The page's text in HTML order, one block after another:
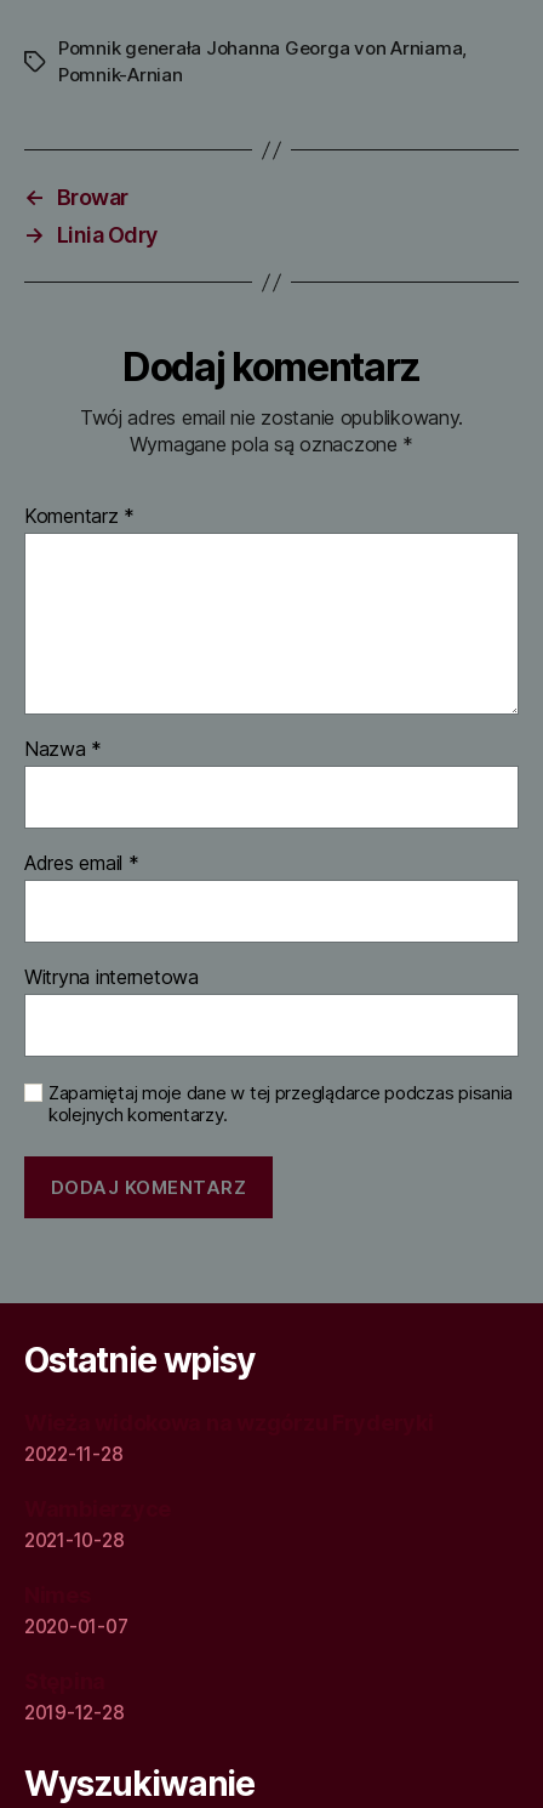
Tagi
Pomnik generała Johanna Georga von Arniama,
Pomnik-Arnian
←
Browar
→
Linia Odry
Dodaj komentarz
Twój adres email nie zostanie opublikowany.
Wymagane pola są oznaczone *
Komentarz *
Nazwa *
Adres email *
Witryna internetowa
Zapamiętaj moje dane w tej przeglądarce podczas pisania
kolejnych komentarzy.
Ostatnie wpisy
2022-11-28
2021-10-28
2020-01-07
2019-12-28
Wyszukiwanie